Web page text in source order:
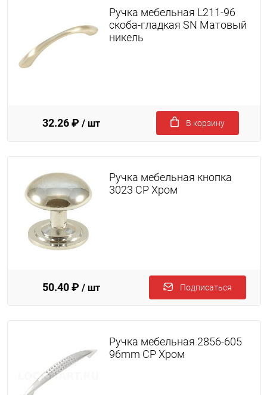
Ручка мебельная L211-96
скоба-гладкая SN Матовый
никель
32.26 ₽ / шт В корзину
Ручка мебельная кнопка
3023 CP Хром
50.40 ₽ / шт Подписаться
Ручка мебельная 2856-605
96mm CP Хром